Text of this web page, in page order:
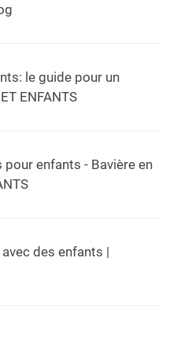
le guide pour un
ENFANTS
enfants - Bavière en
des enfants |